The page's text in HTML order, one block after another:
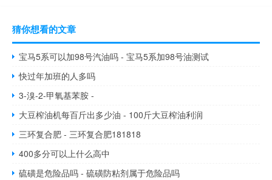
猜你想看的文章
宝马5系可以加98号汽油吗 - 宝马5系加98号油测试
快过年加班的人多吗
3-溴-2-甲氧基苯胺 -
大豆榨油机每百斤出多少油 - 100斤大豆榨油利润
三环复合肥 - 三环复合肥181818
400多分可以上什么高中
硫磺是危险品吗 - 硫磺防粘剂属于危险品吗